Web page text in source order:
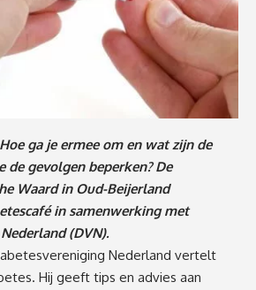
ga je ermee om en wat zijn de
de gevolgen beperken? De
Waard in Oud-Beijerland
in samenwerking met
(DVN).
Nederland vertelt
Hij geeft tips en advies aan